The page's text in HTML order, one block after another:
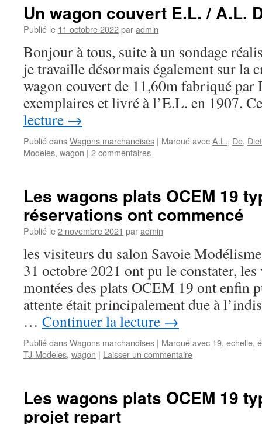
Un wagon couvert E.L. / A.L.
Publié le 11 octobre 2022paradmin
Bonjour à tous, suite à un sondage
je travaille désormais également sur la
wagon couvert de 11,60m fabriqué par
exemplaires et livré à l’E.L. en 1907.
lecture →
Publié dansWagons marchandises | Marqué avecA.L., De,
Modeles, wagon | 2 commentaires
Les wagons plats OCEM 19
réservations ont commencé
Publié le2 novembre 2021 paradmin
les visiteurs du salon Savoie
31 octobre 2021 ont pu le constater,
montées des plats OCEM 19 ont enfin
attente était principalement due à
… Continuer la lecture →
Publié dansWagons marchandises | Marqué avec 19, echelle,
TJ-Modeles, wagon | Laisser un commentaire
Les wagons plats OCEM 19
projet repart